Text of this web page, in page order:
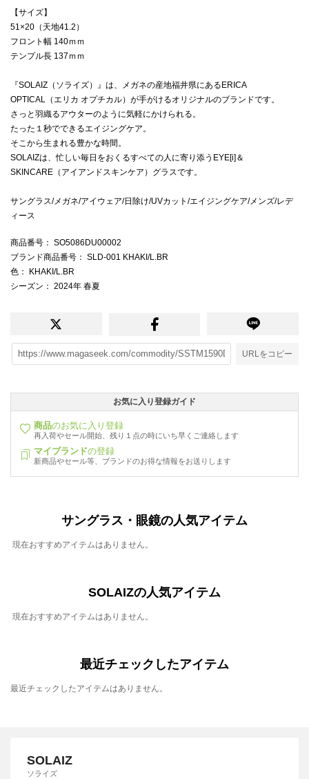
【サイズ】
51×20（天地41.2）
フロント幅 140ｍｍ
テンプル長 137ｍｍ
『SOLAIZ（ソライズ）』は、メガネの産地福井県にあるERICA
OPTICAL（エリカ オプチカル）が手がけるオリジナルのブランドです。
さっと羽織るアウターのように気軽にかけられる。
たった１秒でできるエイジングケア。
そこから生まれる豊かな時間。
SOLAIZは、忙しい毎日をおくるすべての人に寄り添うEYE[i]＆
SKINCARE（アイアンドスキンケア）グラスです。
サングラス/メガネ/アイウェア/日除け/UVカット/エイジングケア/メンズ/レデ
ィース
商品番号 ： SO5086DU00002
ブランド商品番号 ： SLD-001 KHAKI/L.BR
色 ： KHAKI/L.BR
シーズン ： 2024年 春夏
URLをコピー
お気に入り登録ガイド
商品のお気に入り登録
再入荷やセール開始、残り１点の時にいち早くご連絡します
マイブランドの登録
新商品やセール等、ブランドのお得な情報をお送りします
サングラス・眼鏡の人気アイテム
現在おすすめアイテムはありません。
SOLAIZの人気アイテム
現在おすすめアイテムはありません。
最近チェックしたアイテム
最近チェックしたアイテムはありません。
SOLAIZ
ソライズ